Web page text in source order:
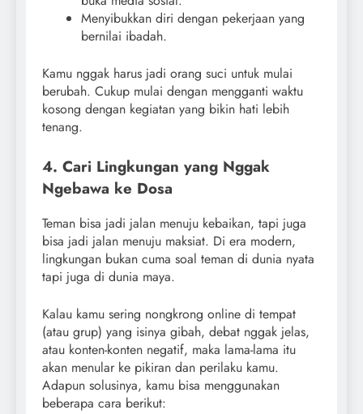
Menyibukkan diri dengan pekerjaan yang
bernilai ibadah.
Kamu nggak harus jadi orang suci untuk mulai
berubah. Cukup mulai dengan mengganti waktu
kosong dengan kegiatan yang bikin hati lebih
tenang.
4. Cari Lingkungan yang Nggak
Ngebawa ke Dosa
Teman bisa jadi jalan menuju kebaikan, tapi juga
bisa jadi jalan menuju maksiat. Di era modern,
lingkungan bukan cuma soal teman di dunia nyata
tapi juga di dunia maya.
Kalau kamu sering nongkrong online di tempat
(atau grup) yang isinya gibah, debat nggak jelas,
atau konten-konten negatif, maka lama-lama itu
akan menular ke pikiran dan perilaku kamu.
Adapun solusinya, kamu bisa menggunakan
beberapa cara berikut: